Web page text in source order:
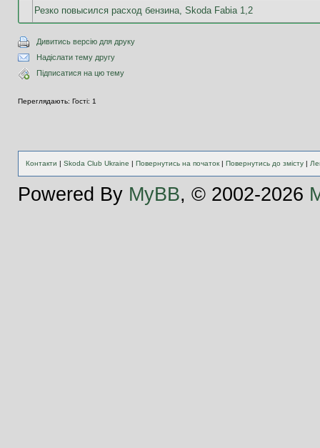
Резко повысился расход бензина, Skoda Fabia 1,2
Дивитись версію для друку
Надіслати тему другу
Підписатися на цю тему
Переглядають: Гості: 1
Контакти | Skoda Club Ukraine | Повернутись на початок| Повернутись до змісту|
Powered By MyBB, © 2002-2026